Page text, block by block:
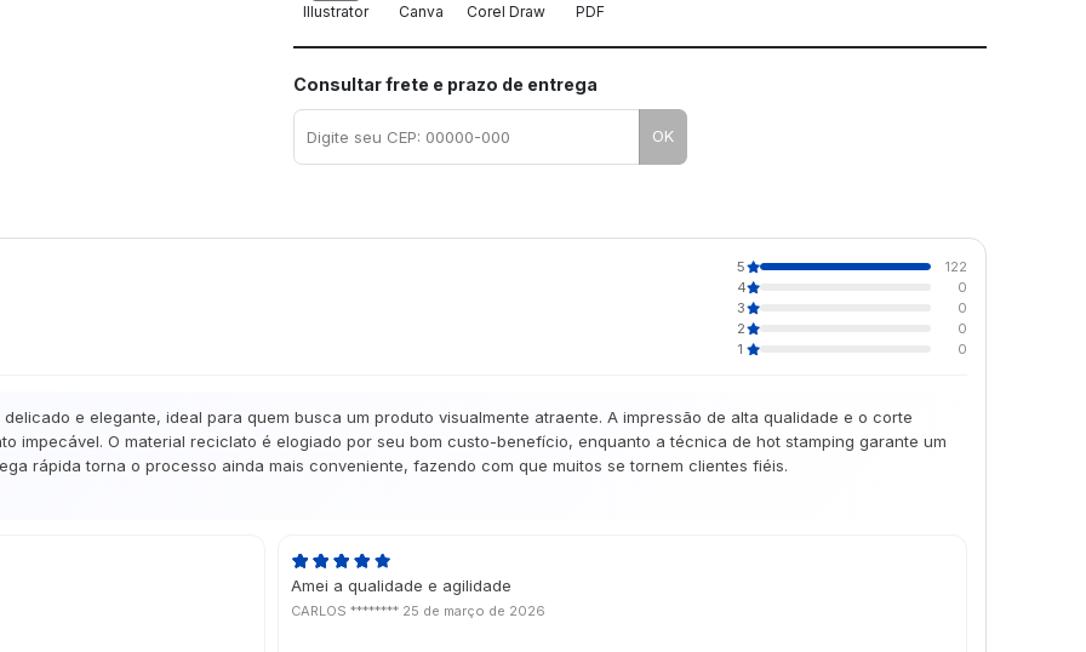
Illustrator Canva Corel Draw PDF
Consultar frete e prazo de entrega
OK
5
122
4
0
3
0
2
0
1
0
e elegante, ideal para quem busca um produto visualmente atraente. A impressão de alta qualidade e o corte
impecável. O material reciclato é elogiado por seu bom custo-benefício, enquanto a técnica de hot stamping garante um
rápida torna o processo ainda mais conveniente, fazendo com que muitos se tornem clientes fiéis.
Amei a qualidade e agilidade
CARLOS ******** 25 de março de 2026